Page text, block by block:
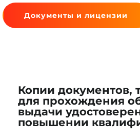
Документы и лицензии
Копии документов,
для прохождения
выдачи
повышении